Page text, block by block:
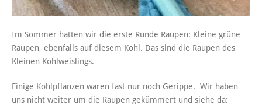
Im Sommer hatten wir die erste Runde Raupen: Kleine grüne
Raupen, ebenfalls auf diesem Kohl. Das sind die Raupen des
Kleinen Kohlweislings.
Einige Kohlpflanzen waren fast nur noch Gerippe. Wir haben
uns nicht weiter um die Raupen gekümmert und siehe da: